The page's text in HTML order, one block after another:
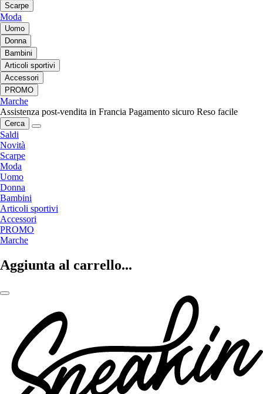
Scarpe
Moda
Uomo
Donna
Bambini
Articoli sportivi
Accessori
PROMO
Marche
Assistenza post-vendita in Francia Pagamento sicuro Reso facile
Cerca
Saldi
Novità
Scarpe
Moda
Uomo
Donna
Bambini
Articoli sportivi
Accessori
PROMO
Marche
Aggiunta al carrello...